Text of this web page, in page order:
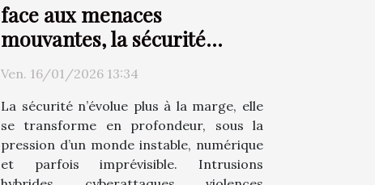
face aux menaces
mouvantes, la sécurité
change d’époque
Ven. 16/01/2026 13:34
La sécurité n’évolue plus à la marge, elle
se transforme en profondeur, sous la
pression d’un monde instable, numérique
et parfois imprévisible. Intrusions